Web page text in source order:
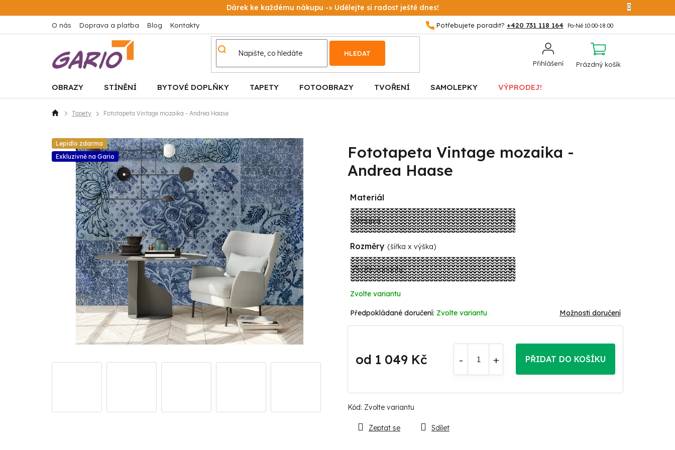
na
Dárek ke každému nákupu -> Udělejte si radost ještě dnes!
+420 731 118 164
O nás Doprava a platba Blog Kontakty
Přihlášení
HLEDAT
NÁKUPNÍ
Prázdný košík
OBRAZY STÍNĚNÍ BYTOVÉ DOPLŇKY TAPETY FOTOOBRAZY TVOŘENÍ SAMOLEPKY VÝPRODEJ!
Domů Tapety Fototapeta Vintage mozaika - Andrea Haase
Lepidlo zdarma
Exkluzivně na Gario
Fototapeta Vintage mozaika -
Andrea Haase
Kód: Zvolte variantu
Materiál
Rozměry (šířka x výška)
Zvolte variantu
Zvolte variantu Možnosti doručení
od 1 049 Kč PŘIDAT DO KOŠÍKU
Zeptat se Sdílet